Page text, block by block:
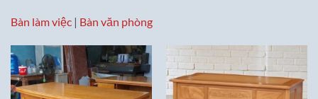
Bàn làm việc | Bàn văn phòng